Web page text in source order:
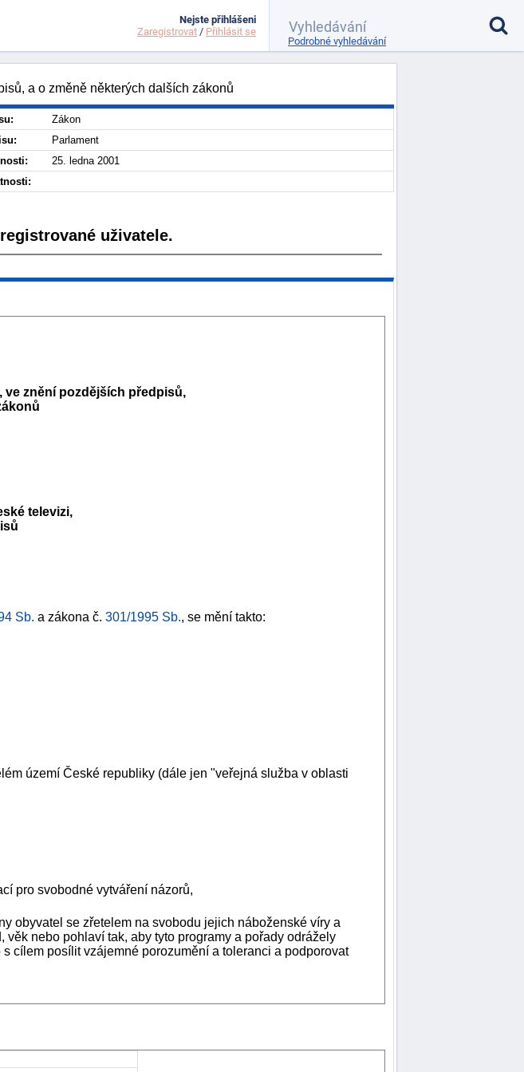
a o změně některých dalších zákonů
Zákon
Parlament
25. ledna 2001
uživatele.
ve znění pozdějších předpisů,
televizi,
Sb. a zákona č. 301/1995 Sb., se mění takto:
území České republiky (dále jen "veřejná služba v oblasti
pro svobodné vytváření názorů,
obyvatel se zřetelem na svobodu jejich náboženské víry a
nebo pohlaví tak, aby tyto programy a pořady odrážely
cílem posílit vzájemné porozumění a toleranci a podporovat
Nejste přihlášeni
Zaregistrovat / Přihlásit se
Podrobné vyhledávání